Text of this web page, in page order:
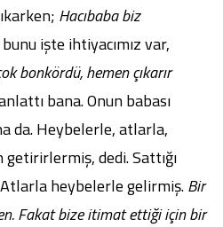
Hacıbaba biz
işte ihtiyacımız var,
bonkördü, hemen çıkarır
bana. Onun babası
da. Heybelerle, atlarla,
dedi. Sattığı
heybelerle gelirmiş.Bir
Fakat bize itimat ettiği için bir